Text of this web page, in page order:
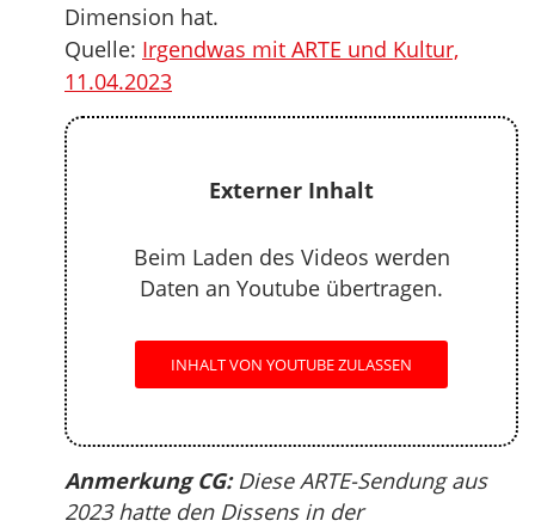
Dimension hat.
Quelle: Irgendwas mit ARTE und Kultur,
11.04.2023
Externer Inhalt
Beim Laden des Videos werden
Daten an Youtube übertragen.
INHALT VON YOUTUBE ZULASSEN
Anmerkung CG:Diese ARTE-Sendung aus
2023 hatte den Dissens in der